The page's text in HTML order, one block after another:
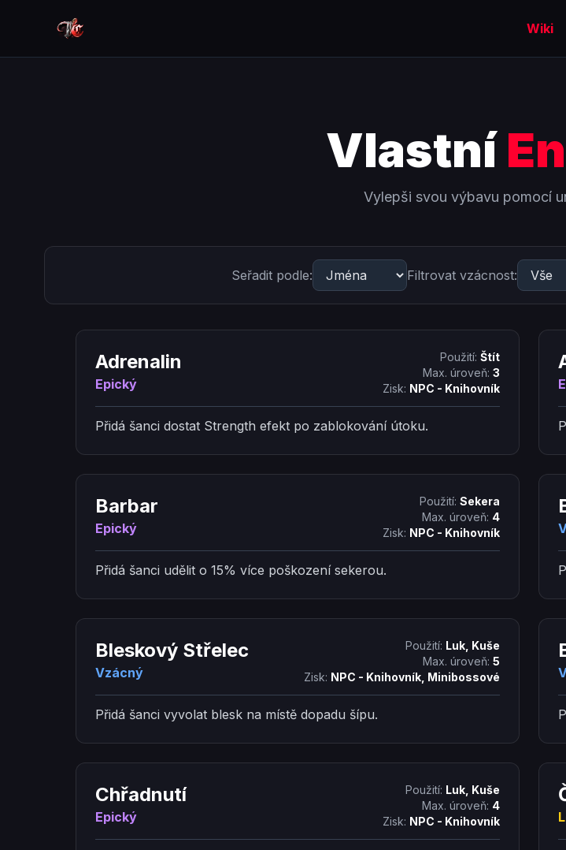
Wiki
Vlastní
Vylepši svou výbavu pomocí
Seřadit podle: Filtrovat vzácnost:
Adrenalin
Epický
Použití: Štít
Max. úroveň: 3
Zisk: NPC - Knihovník
Přidá šanci dostat Strength efekt po zablokování útoku.
Barbar
Epický
Použití: Sekera
Max. úroveň: 4
Zisk: NPC - Knihovník
Přidá šanci udělit o 15% více poškození sekerou.
Bleskový Střelec
Vzácný
Použití: Luk, Kuše
Max. úroveň: 5
Zisk: NPC - Knihovník, Minibossové
Přidá šanci vyvolat blesk na místě dopadu šípu.
Chřadnutí
Epický
Použití: Luk, Kuše
Max. úroveň: 4
Zisk: NPC - Knihovník